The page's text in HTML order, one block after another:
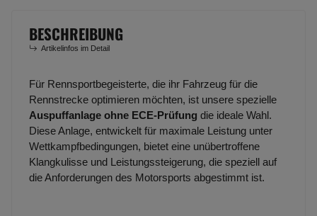
BESCHREIBUNG
Artikelinfos im Detail
Für Rennsportbegeisterte, die ihr Fahrzeug für die
Rennstrecke optimieren möchten, ist unsere spezielle
Auspuffanlage ohne ECE-Prüfung die ideale Wahl.
Diese Anlage, entwickelt für maximale Leistung unter
Wettkampfbedingungen, bietet eine unübertroffene
Klangkulisse und Leistungssteigerung, die speziell auf
die Anforderungen des Motorsports abgestimmt ist.